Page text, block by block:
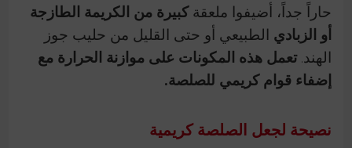
حاراً جداً، أضيفوا ملعقةكبيرة من الكريمة الطازجة
أو الزبادي الطبيعي أو حتى القليل من حليب جوز
الهند.تعمل هذه المكونات على موازنة الحرارة مع
إضفاء قوام كريمي للصلصة.
نصيحة لجعل الصلصة كريمية